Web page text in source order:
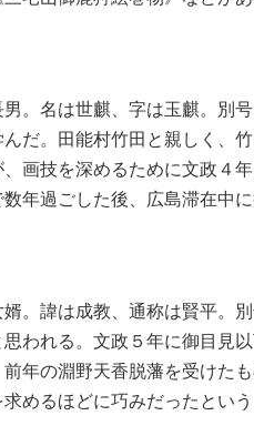
。名は世麒、字は玉麒。別
だ。田能村竹田と親しく、
画技を深めるために文政４
年過ごした後、広島滞在中
。諱は成教、通称は賢平。
われる。文政５年に御目見
年の淵野天香脱藩を受けた
めるほどに巧みだったとい